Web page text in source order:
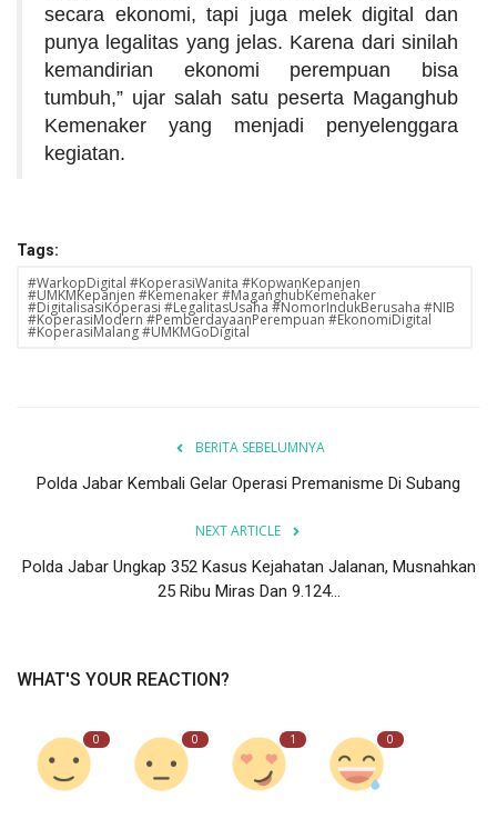
secara ekonomi, tapi juga melek digital dan
punya legalitas yang jelas. Karena dari sinilah
kemandirian ekonomi perempuan bisa
tumbuh,” ujar salah satu peserta Maganghub
Kemenaker yang menjadi penyelenggara
kegiatan.
Tags:
#WarkopDigital #KoperasiWanita #KopwanKepanjen
#UMKMKepanjen #Kemenaker #MaganghubKemenaker
#DigitalisasiKoperasi #LegalitasUsaha #NomorIndukBerusaha #NIB
#KoperasiModern #PemberdayaanPerempuan #EkonomiDigital
#KoperasiMalang #UMKMGoDigital
BERITA SEBELUMNYA
Polda Jabar Kembali Gelar Operasi Premanisme Di Subang
NEXT ARTICLE
Polda Jabar Ungkap 352 Kasus Kejahatan Jalanan, Musnahkan
25 Ribu Miras Dan 9.124...
WHAT'S YOUR REACTION?
0 0 1 0